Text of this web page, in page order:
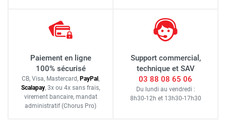
Paiement en ligne
100% sécurisé
CB, Visa, Mastercard, PayPal ,
Scalapay, 3x ou 4x sans frais,
virement bancaire, mandat
administratif (Chorus Pro)
Support commercial,
technique et SAV
03 88 08 65 06
Du lundi au vendredi :
8h30-12h et 13h30-17h30